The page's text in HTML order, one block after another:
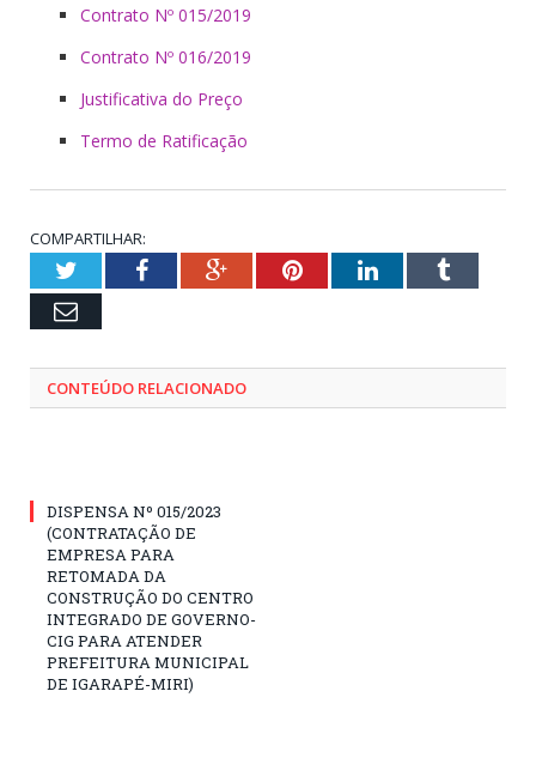
Contrato Nº 015/2019
Contrato Nº 016/2019
Justificativa do Preço
Termo de Ratificação
COMPARTILHAR:
TwitterFacebookGoogle+PinterestLinkedInTumblr
Email
CONTEÚDO RELACIONADO
DISPENSA Nº 015/2023
(CONTRATAÇÃO DE
EMPRESA PARA
RETOMADA DA
CONSTRUÇÃO DO CENTRO
INTEGRADO DE GOVERNO-
CIG PARA ATENDER
PREFEITURA MUNICIPAL
DE IGARAPÉ-MIRI)